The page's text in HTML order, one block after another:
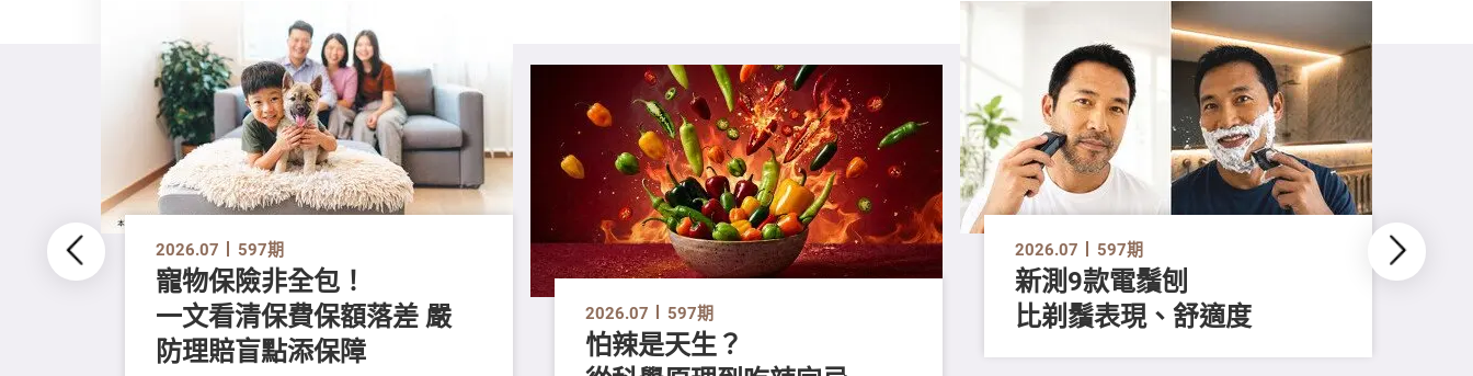
2026.07 597期
寵物保險非全包！
一文看清保費保額落差 嚴
防理賠盲點添保障
2026.07 597期
怕辣是天生？
2026.07 597期
新測9款電鬚刨
比剃鬚表現、舒適度